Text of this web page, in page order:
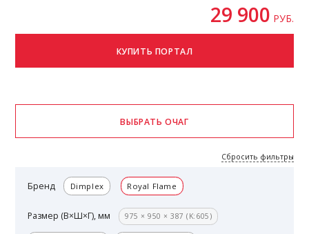
29 900 РУБ.
Бренд Dimplex Royal Flame
Размер (В×Ш×Г), мм 975 × 950 × 387 (K:605)
Сбросить фильтры